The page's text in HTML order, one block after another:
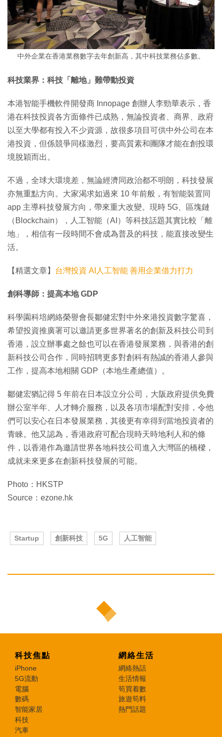
中外企業在香港業務數字去年創新高，其中科技業務佔多數。
科技業界：科技「離地」難帶動投資
本港智能手機軟件開發商 Innopage 創辦人李勁華表示，香
港在科技投資各方面條件已成熟，無論投資者、商界、政府
以至大學都有投入不少資源，故很多項目可供中外公司在本
港投資，但係競爭同樣激烈，要高質素和團隊才能在創投環
境脫穎而出。
不過，全球大環境差，無論經濟同政治都不明朗，科技發展
亦無重點方向。大家渴求如過來 10 年前般，有智能裝置同
app 主導科技發展方向，帶來重大改變。現時 5G、區塊鏈
（Blockchain），人工智能（AI）等科技話題其實比較「離
地」，相信有一段時間不會成為普及的科技，能直接改變生
活。
【精選文章】 台灣投資 AI人工智能 善用企業借力打力
創科導師：提高本地 GDP
科學園科培網絡榮譽會長鄒健宏對中外來港投資數字驚喜，
希望投資推廣署可以邀請更多世界著名的創新及科技公司到
香港，設立辦事處之餘也可以在香港發展業務，與香港的創
新科技公司合作，同時招聘更多對創科有熱誠的香港人參與
工作，提高本地相關 GDP（本地生產總值）。
鄒健宏猶記得 5 年前在日本設立分公司，大阪政府提供免費
辦公室半年、人才轉介服務，以及各項市場配對安排，令他
們可以安心在日本發展業務，其後更有幸得到當地投資者的
青睞。他又認為，香港政府可配合現時天時地利人和的條
件，以香港作為邀請世界各地科技公司進入大灣區的橋樑，
成就未來更多在創新科技發展的可能。
Photo：HKSTP
Source：ezone.hk
Startup 創新科技 5G 人工智能
科技焦點
iPhone
5G流動
電腦
數碼
智能家居
科技
汽車
網絡生活
網絡熱話
生活情報
筍買着數
旅遊筍料
熱門話題